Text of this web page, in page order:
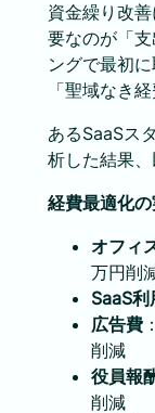
資金繰り改
要なのが「
ングで最初
「聖域なき
あるSaaSス
析した結果
経費最適化の
オフィ
万円削
SaaS利
広告費
削減
役員報
削減